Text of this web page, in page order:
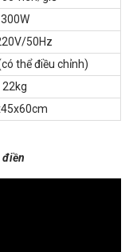
300W
50Hz
thể điều chỉnh)
22kg
điền